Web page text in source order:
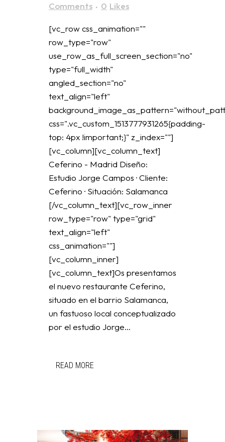
Comments
0 Likes
[vc_row css_animation=""
row_type="row"
use_row_as_full_screen_section="no"
type="full_width"
angled_section="no"
text_align="left"
css=".vc_custom_1513777931265{padding-
top: 4px !important;}" z_index=""]
[vc_column][vc_column_text]
Ceferino - Madrid Diseño:
Estudio Jorge Campos · Cliente:
Ceferino · Situación: Salamanca
[/vc_column_text][vc_row_inner
row_type="row" type="grid"
text_align="left"
css_animation=""]
[vc_column_inner]
[vc_column_text]Os presentamos
el nuevo restaurante Ceferino,
situado en el barrio Salamanca,
un fastuoso local conceptualizado
por el estudio Jorge...
READ MORE